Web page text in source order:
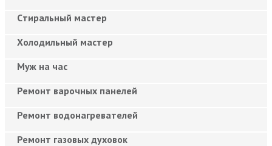
Cтиральный мастер
Холодильный мастер
Муж на час
Ремонт варочных панелей
Ремонт водонагревателей
Ремонт газовых духовок